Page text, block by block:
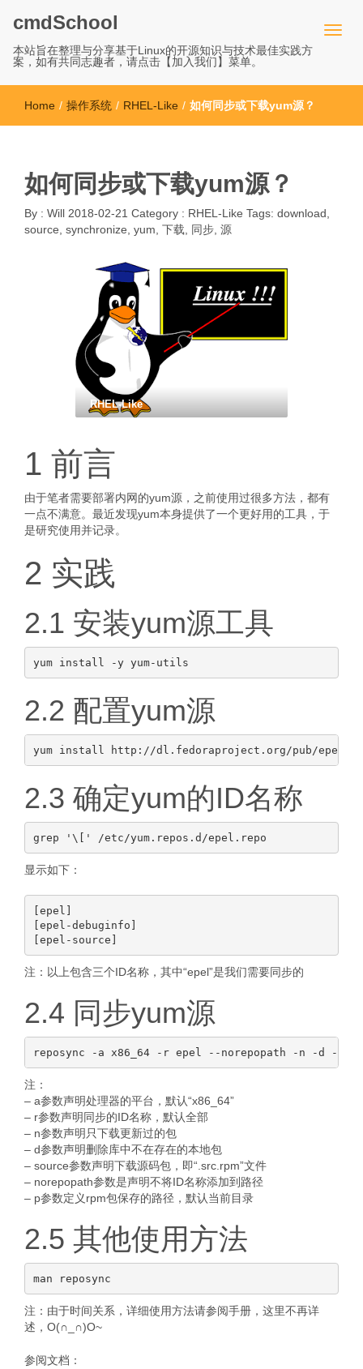
cmdSchool
本站旨在整理与分享基于Linux的开源知识与技术最佳实践方
案，如有共同志趣者，请点击【加入我们】菜单。
Home / 操作系统 / RHEL-Like / 如何同步或下载yum源？
如何同步或下载yum源？
By : Will 2018-02-21 Category : RHEL-Like Tags: download
source synchronize yum 下载 同步 源
RHEL-Like
1 前言
由于笔者需要部署内网的yum源，之前使用过很多方法，都有
一点不满意。最近发现yum本身提供了一个更好用的工具，于
是研究使用并记录。
2 实践
2.1 安装yum源工具
2.2 配置yum源
2.3 确定yum的ID名称
显示如下：
[epel]
[epel-debuginfo]
注：以上包含三个ID名称，其中“epel”是我们需要同步的
2.4 同步yum源
注：
– a参数声明处理器的平台，默认“x86_64”
– r参数声明同步的ID名称，默认全部
– n参数声明只下载更新过的包
– d参数声明删除库中不在存在的本地包
– source参数声明下载源码包，即“.src.rpm”文件
– norepopath参数是声明不将ID名称添加到路径
– p参数定义rpm包保存的路径，默认当前目录
2.5 其他使用方法
注：由于时间关系，详细使用方法请参阅手册，这里不再详
述，O(∩_∩)O~
参阅文档：